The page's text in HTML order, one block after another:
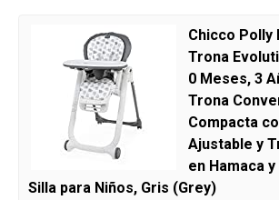
Chicco
Trona
0 Meses, 3
Trona
Compacta
Ajustable y
en Hamaca
Silla para Niños, Gris (Grey)